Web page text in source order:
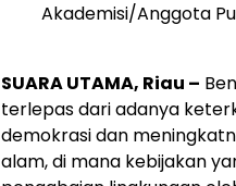
Akademisi/Anggota
SUARA UTAMA, Riau –
terlepas dari adanya
demokrasi dan
alam, di mana kebijakan